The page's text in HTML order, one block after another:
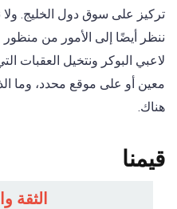
تركيز على سوق دول الخليج. ولا
ننظر أيضًا إلى الأمور من
لاعبي البوكر ونتخيل العقبات
معين أو على موقع محدد، وما
هناك.
قيمنا
الثقة